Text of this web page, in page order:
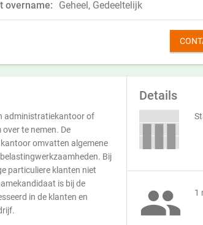
overname: Geheel, Gedeeltelijk
administratiekantoor of
te nemen. De
omvatten algemene
Bij
particuliere klanten niet
is bij de
in de klanten en
Details
 1